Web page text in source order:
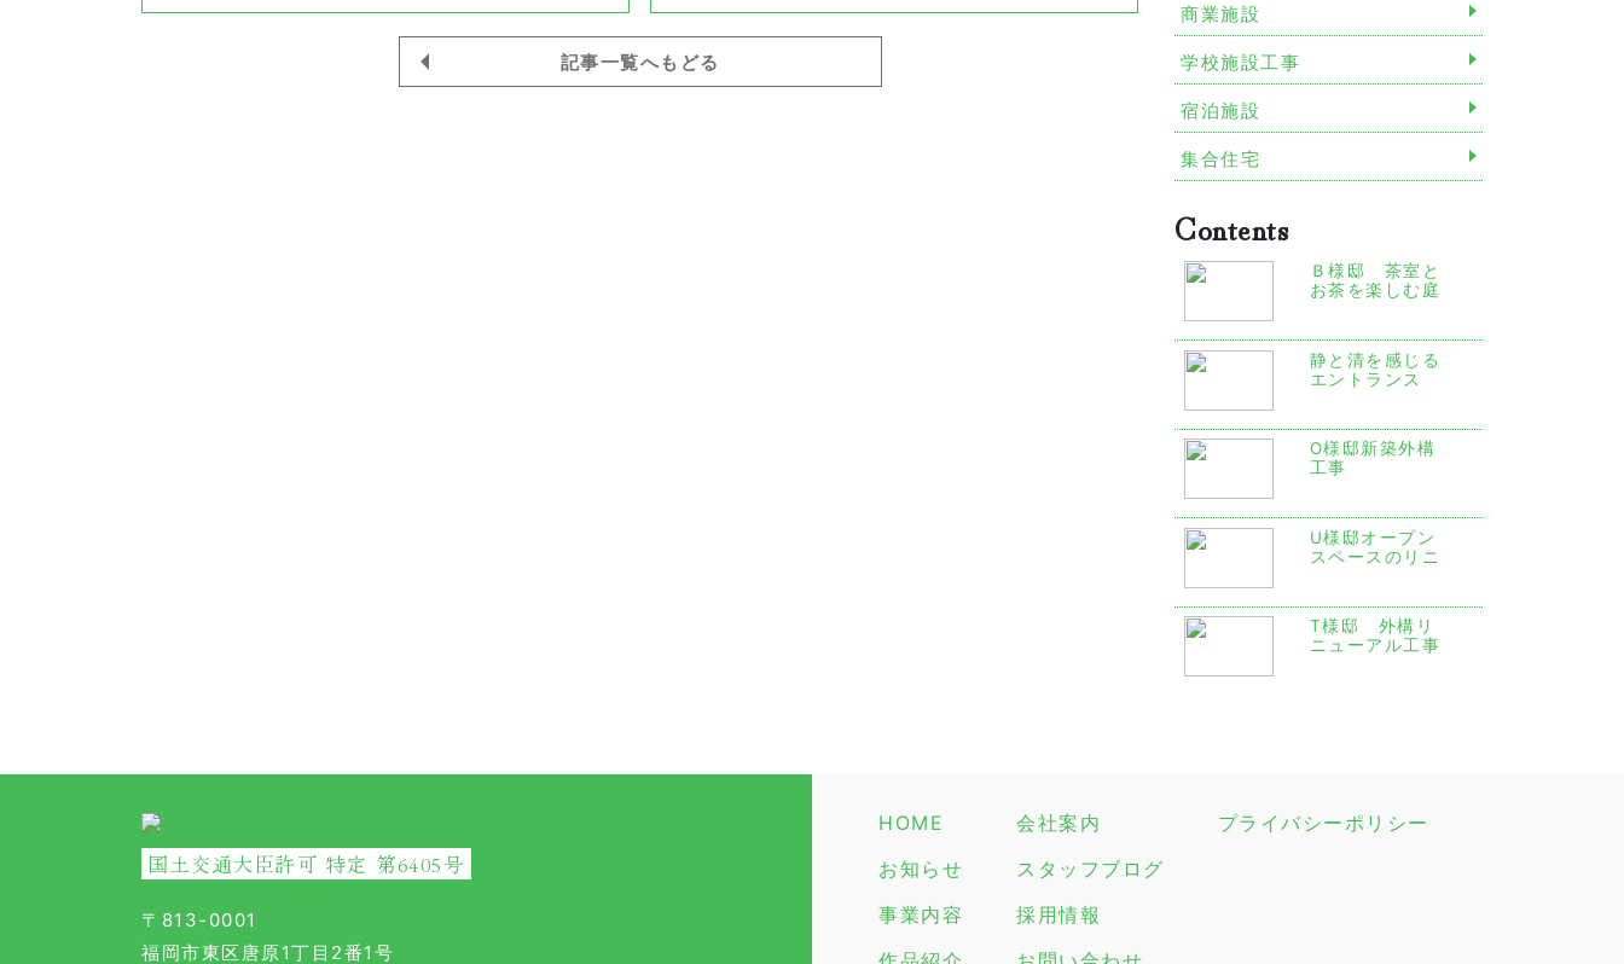
記事一覧へもどる
商業施設
学校施設工事
宿泊施設
集合住宅
Contents
Ｂ様邸 茶室と
お茶を楽しむ庭
静と清を感じる
エントランス
O様邸新築外構
工事
U様邸オープン
スペースのリニ
T様邸 外構リ
ニューアル工事
国土交通大臣許可 特定 第6405号
〒813-0001
福岡市東区唐原1丁目2番1号
HOME
お知らせ
事業内容
会社案内
スタッフブログ
採用情報
プライバシーポリシー